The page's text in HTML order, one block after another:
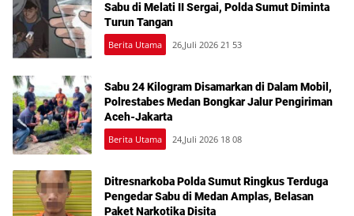
Sabu di Melati II Sergai, Polda Sumut Diminta
Turun Tangan
Berita Utama 26,Juli 2026 21 53
Sabu 24 Kilogram Disamarkan di Dalam Mobil,
Polrestabes Medan Bongkar Jalur Pengiriman
Aceh-Jakarta
Berita Utama 24,Juli 2026 18 08
Ditresnarkoba Polda Sumut Ringkus Terduga
Pengedar Sabu di Medan Amplas, Belasan
Paket Narkotika Disita